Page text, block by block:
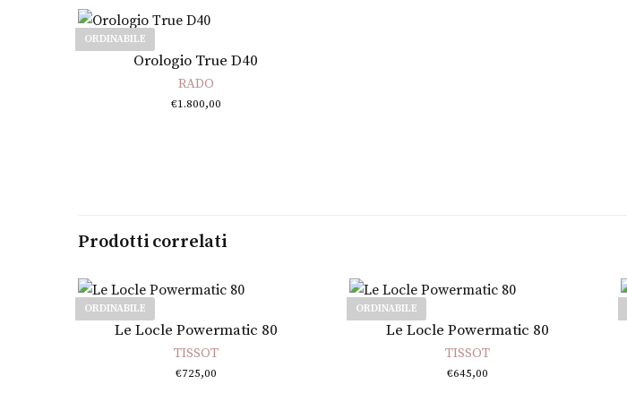
ORDINABILE
Leggi tutto
Orologio True D40
RADO
€1.800,00
Prodotti correlati
ORDINABILE
Le Locle Powermatic 80
TISSOT
€725,00
ORDINABILE
Le Locle Powermatic 80
TISSOT
€645,00